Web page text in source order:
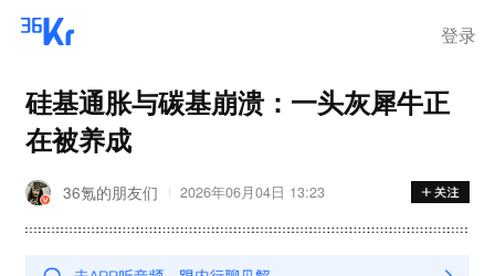
登录
硅基通胀与碳基崩溃：一头灰犀牛正
在被养成
36氪的朋友们 2026年06月04日 13:23